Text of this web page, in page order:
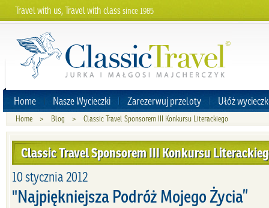
Travel with us, Travel with classsince 1985
Home Nasze Wycieczki Zarezerwuj przeloty Ułóż
Home > Blog > Classic Travel Sponsorem III Konkursu Literackiego
Classic Travel Sponsorem III Konkursu
10 stycznia 2012
"Najpiękniejsza Podróż Mojego Życia”